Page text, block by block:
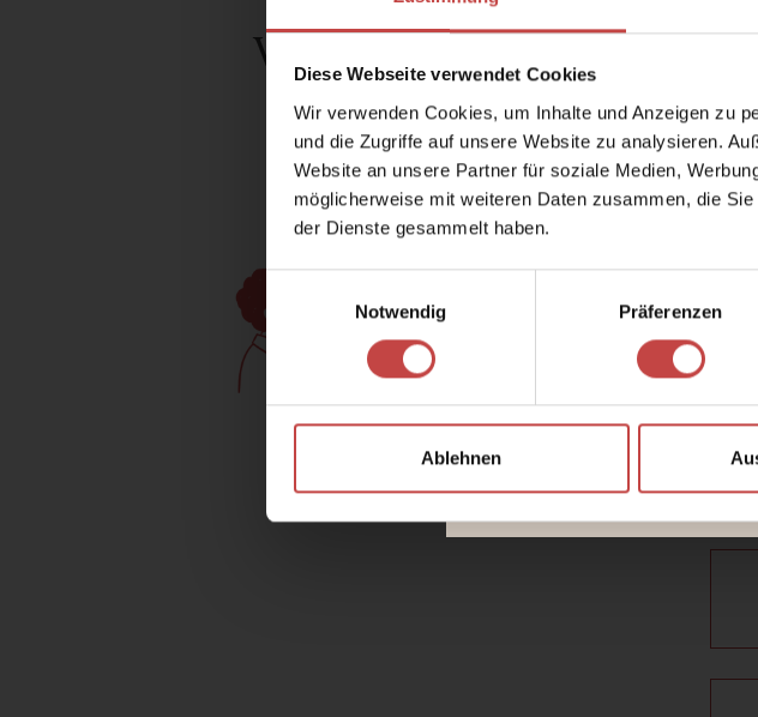
Diese Webseite verwendet Cookies
Wir verwenden Cookies, um Inhalte und Anzeigen zu
und die Zugriffe auf unsere Website zu analysieren.
Website an unsere Partner für soziale Medien,
möglicherweise mit weiteren Daten zusammen, die
der Dienste gesammelt haben.
Notwendig
Präferenzen
Ablehnen
Wie wäre es mit: Eure Lieblings-
Sonne im Gesicht,
dann die
Ganz egal, für was du
Eure